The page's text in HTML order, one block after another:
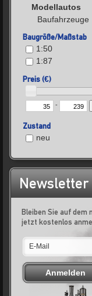
Modellautos
Baufahrzeuge
Baugröße/Maßstab
1:50
1:87
Preis (€)
-
Zustand
neu
Newsletter
Bleiben Sie auf dem
jetzt kostenlos